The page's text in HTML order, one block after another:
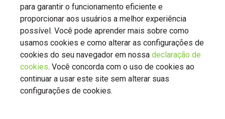
Sobre nós Contato BSA.org
Política de privacidade|BSA.org
para garantir o funcionamento eficiente e
proporcionar aos usuários a melhor experiência
possível. Você pode aprender mais sobre como
usamos cookies e como alterar as configurações de
cookies do seu navegador em nossa declaração de
cookies. Você concorda com o uso de cookies ao
continuar a usar este site sem alterar suas
configurações de cookies.